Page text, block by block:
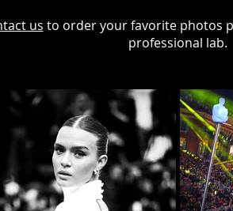
us to order your favorite photos
professional lab.